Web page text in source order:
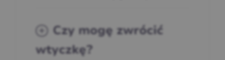
Czy mogę zwrócić
wtyczkę?